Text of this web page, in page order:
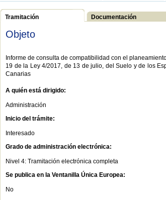
Tramitación Documentación
Objeto
Informe de consulta de compatibilidad con el
19 de la Ley 4/2017, de 13 de julio, del Suelo y de los
Canarias
A quién está dirigido:
Administración
Inicio del trámite:
Interesado
Grado de administración electrónica:
Nivel 4: Tramitación electrónica completa
Se publica en la Ventanilla Única Europea:
No